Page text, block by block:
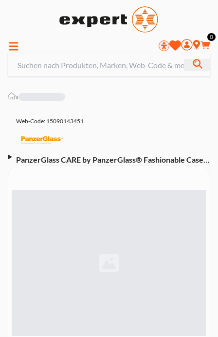
0
»
Web-Code: 15090143451
PanzerGlass CARE by PanzerGlass® Fashionable Case